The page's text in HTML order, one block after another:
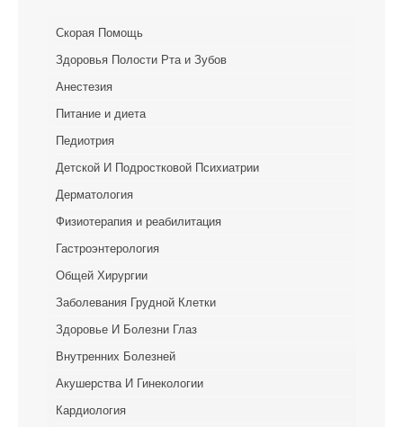
Скорая Помощь
Здоровья Полости Рта и Зубов
Анестезия
Питание и диета
Педиотрия
Детской И Подростковой Психиатрии
Дерматология
Физиотерапия и реабилитация
Гастроэнтерология
Общей Хирургии
Заболевания Грудной Клетки
Здоровье И Болезни Глаз
Внутренних Болезней
Акушерства И Гинекологии
Кардиология